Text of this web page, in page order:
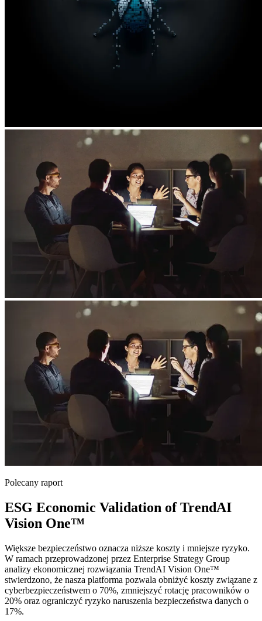
Polecany raport
ESG Economic Validation of TrendAI
Vision One™
Większe bezpieczeństwo oznacza niższe koszty i mniejsze ryzyko.
W ramach przeprowadzonej przez Enterprise Strategy Group
analizy ekonomicznej rozwiązania TrendAI Vision One™
stwierdzono, że nasza platforma pozwala obniżyć koszty związane z
cyberbezpieczeństwem o 70%, zmniejszyć rotację pracowników o
20% oraz ograniczyć ryzyko naruszenia bezpieczeństwa danych o
17%.